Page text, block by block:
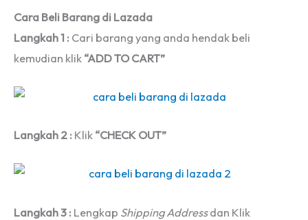
Cara Beli Barang di Lazada
Langkah 1 : Cari barang yang anda hendak beli
kemudian klik “ADD TO CART”
Langkah 2 : Klik “CHECK OUT”
Langkah 3 : Lengkap Shipping Addressdan Klik